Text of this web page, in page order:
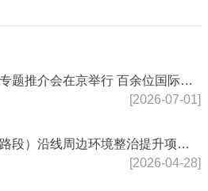
[2026-07-01]
香港商会亚洲论坛朝阳区专题推介会在京举行 百余位国际嘉宾共聚朝阳 京港携手链接全球机遇
[2026-04-28]
二道沟河（青年路至金台路段）沿线周边环境整治提升项目取得立项批复